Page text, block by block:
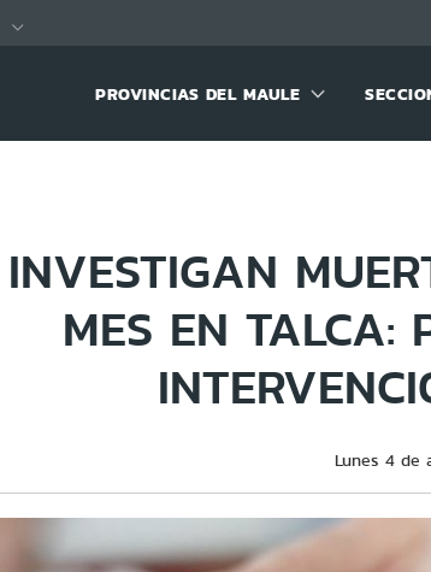
PROVINCIAS DEL MAULE
INVESTIGAN
MES EN TALCA:
Lunes 4 de